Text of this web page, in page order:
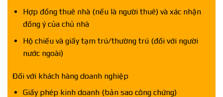
Hợp đồng thuê nhà (nếu là người thuê) và xác nhận
đồng ý của chủ nhà
Hộ chiếu và giấy tạm trú/thường trú (đối với người
nước ngoài)
Đối với khách hàng doanh nghiệp
Giấy phép kinh doanh (bản sao công chứng)